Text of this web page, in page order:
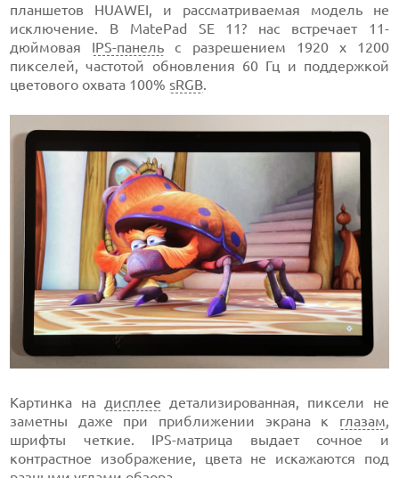
планшетов HUAWEI, и рассматриваемая модель не
исключение. В MatePad SE 11? нас встречает 11-
дюймовая IPS-панель с разрешением 1920 x 1200
пикселей, частотой обновления 60 Гц и поддержкой
цветового охвата 100% sRGB.
Картинка на дисплее детализированная, пиксели не
заметны даже при приближении экрана к глазам
шрифты четкие. IPS-матрица выдает сочное и
контрастное изображение, цвета не искажаются под